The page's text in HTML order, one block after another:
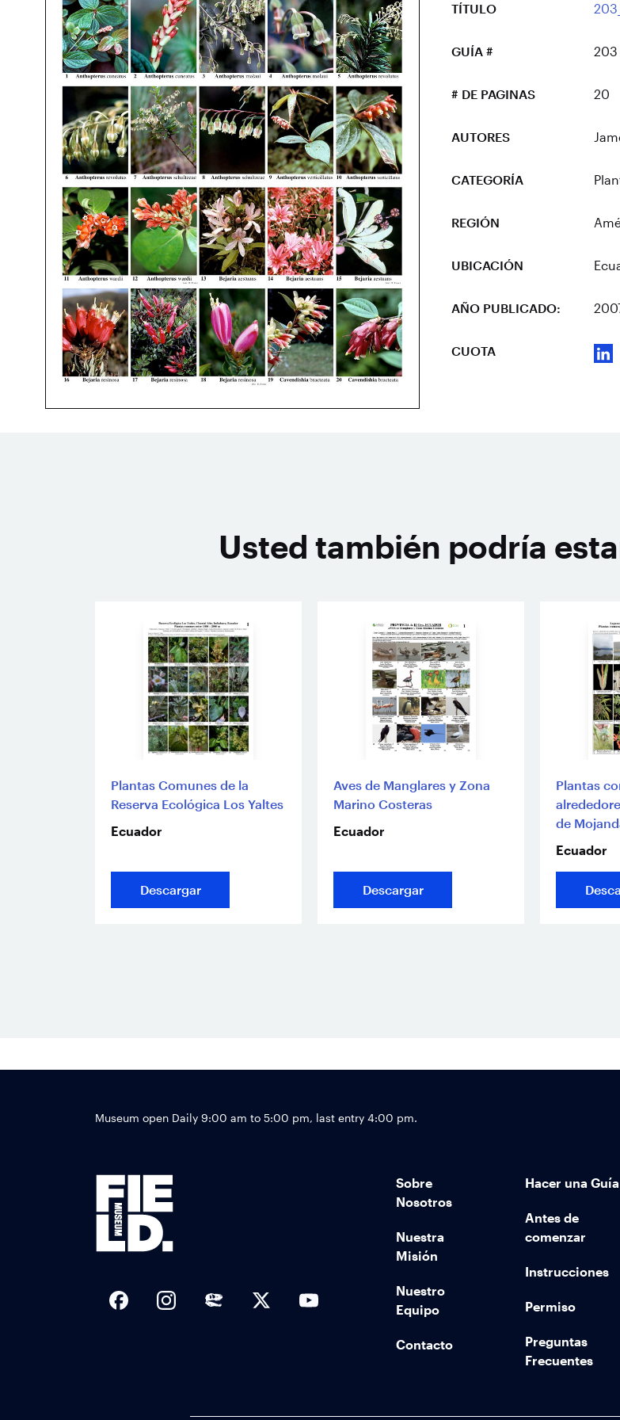
TÍTULO
GUÍA # 203
# DE PAGINAS 20
AUTORES
CATEGORÍA
REGIÓN
UBICACIÓN
AÑO PUBLICADO:
CUOTA
Usted también podría
Plantas Comunes de la
Reserva Ecológica Los Yaltes
Ecuador
Descargar
Aves de Manglares y Zona
Marino Costeras
Ecuador
Descargar
Plantas
de
Ecuador
Museum open Daily 9:00 am to 5:00 pm, last entry 4:00 pm.
Sobre
Nosotros
Nuestra
Misión
Nuestro
Equipo
Contacto
Hacer una Guía
Antes de
comenzar
Instrucciones
Permiso
Preguntas
Frecuentes